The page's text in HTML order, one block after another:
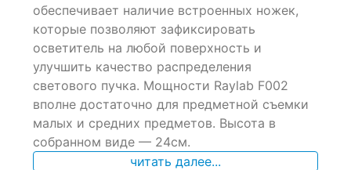
обеспечивает наличие встроенных ножек,
которые позволяют зафиксировать
осветитель на любой поверхность и
улучшить качество распределения
светового пучка. Мощности Raylab F002
вполне достаточно для предметной съемки
малых и средних предметов. Высота в
собранном виде — 24см.
читать далее...